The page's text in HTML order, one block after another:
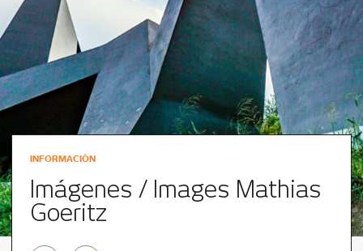
INFORMACIÓN
Imágenes / Images Mathias
Goeritz